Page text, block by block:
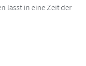
lässt in eine Zeit der